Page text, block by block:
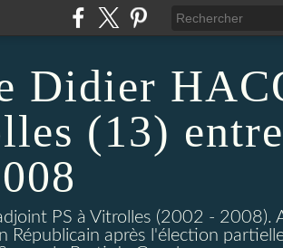
Didier
(13)
PS à Vitrolles (2002 - 2008).
Républicain après l'élection